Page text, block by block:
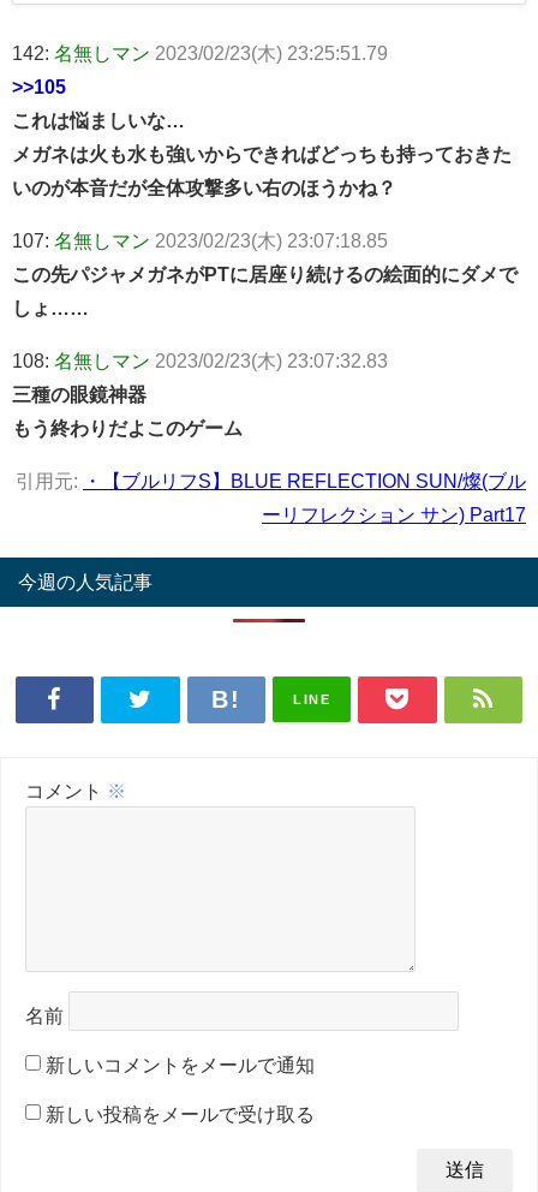
142: 名無しマン 2023/02/23(木) 23:25:51.79
>>105
これは悩ましいな…
メガネは火も水も強いからできればどっちも持っておきた
いのが本音だが全体攻撃多い右のほうかね？
107: 名無しマン 2023/02/23(木) 23:07:18.85
この先パジャメガネがPTに居座り続けるの絵面的にダメで
しょ……
108: 名無しマン 2023/02/23(木) 23:07:32.83
三種の眼鏡神器
もう終わりだよこのゲーム
引用元:
・【ブルリフS】BLUE REFLECTION SUN/燦(ブル
ーリフレクション サン) Part17
今週の人気記事
LINE
コメント ※
名前
新しいコメントをメールで通知
新しい投稿をメールで受け取る